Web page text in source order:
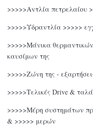
>>>>>Αντλία πετρελαίου
>>>>>Υδραντλία >>>>>
>>>>>Μάνικα
καυσίμων της
>>>>>Ζώνη της -
>>>>>Τελικές Drive &
>>>>>Μέρη συστημάτων
& >>>>> μερών